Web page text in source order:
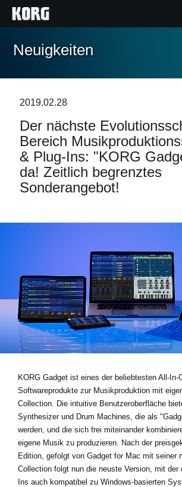
Home
Extras
Events
Support
Neuigkeiten
Gebiet / Land
Social Media
Über KORG
Neuigkeiten
2019.02.28
Der nächste
Bereich
& Plug-Ins: "KORG
da! Zeitlich begrenztes
Sonderangebot!
KORG Gadget ist eines der beliebtesten All-In-
Softwareprodukte zur Musikproduktion mit
Collection. Die intuitive Benutzeroberfläche
Synthesizer und Drum Machines, die als
werden, und die sich frei miteinander
eigene Musik zu produzieren. Nach der
Edition, gefolgt von Gadget for Mac mit seiner
Collection folgt nun die neuste Version, mit der
Ins auch kompatibel zu Windows-basierten